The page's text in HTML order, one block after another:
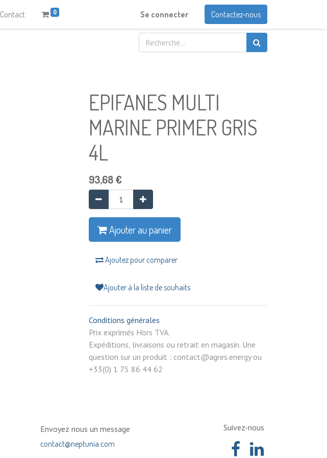
Contact 0 Se connecter Contactez-nous
EPIFANES MULTI
MARINE PRIMER GRIS
4L
93,68€
Ajouter au panier
Ajoutez pour comparer
Ajouter à la liste de souhaits
Conditions générales
Prix exprimés Hors TVA.
Expéditions, livraisons ou retrait en magasin. Une
question sur un produit : contact@agres.energy ou
+33(0) 1 75 86 44 62
Envoyez nous un message
contact@neptunia.com
Suivez-nous